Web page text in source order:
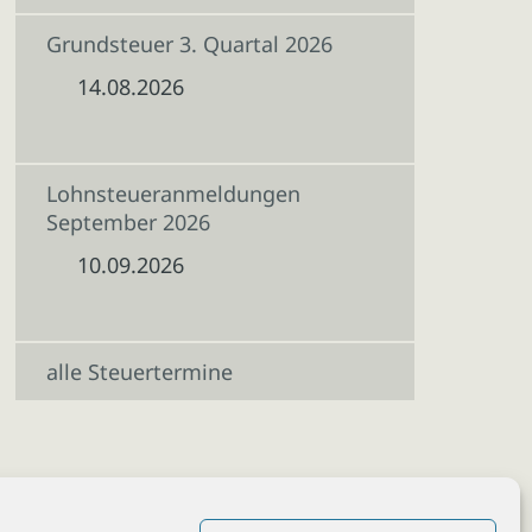
Grundsteuer 3. Quartal 2026
14.08.2026
Lohnsteueranmeldungen
September 2026
10.09.2026
alle Steuertermine